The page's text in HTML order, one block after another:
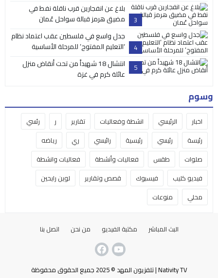
3
بلاغ عن انفجارين قرب ناقلة نفط في
مضيق هرمز قبالة سواحل عُمان
4
جدل واسع في فلسطين عقب اعتماد نظام
‘التعليم المفتوح’ للمرحلة الأساسية
5
انتشال 18 شهيداً من تحت أنقاض منزل
عائلة كرم في غزة
وسوم
اخبار الرئيسي انشطة وفعاليات تقارير ر
رئسي
رئيسة
رئيسي رئيسية رائيسي ري
رياضه
صلوات
طقس فعاليات وأنشطة
فعاليات وانشطة
فيديو كليب
فيسبوك قصص وتقارير
لوين رايحين
محلي
منوعات
البث المباشر مكتبة الفيديو من نحن اتصل بنا
Nativity TV | تلفزيون المهد © 2025 جميع الحقوق محفوظة